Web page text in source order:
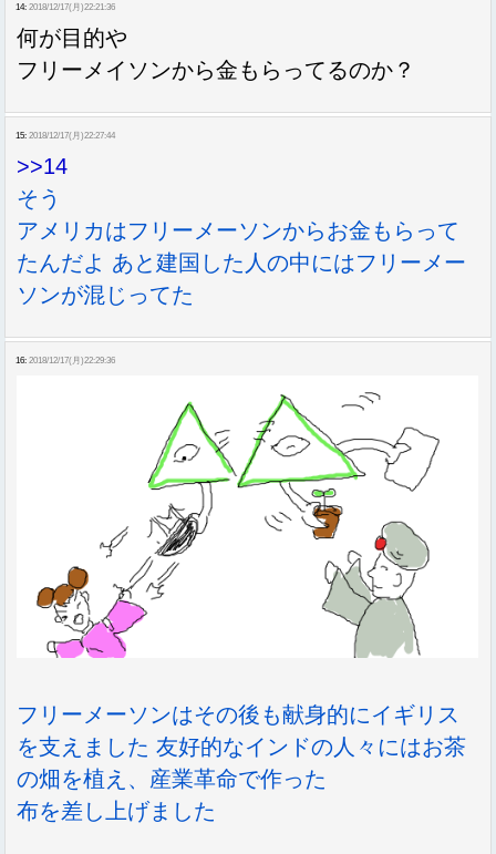
14: 2018/12/17(月)22:21:36
何が目的や
フリーメイソンから金もらってるのか？
15: 2018/12/17(月)22:27:44
>>14
そう
アメリカはフリーメーソンからお金もらって
たんだよ あと建国した人の中にはフリーメー
ソンが混じってた
16: 2018/12/17(月)22:29:36
フリーメーソンはその後も献身的にイギリス
を支えました 友好的なインドの人々にはお茶
の畑を植え、産業革命で作った
布を差し上げました